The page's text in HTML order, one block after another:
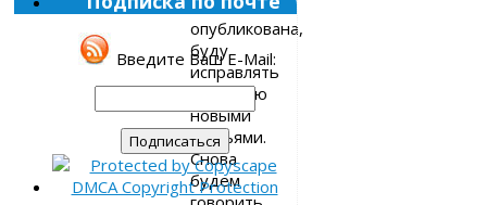
полностью
опубликована,
буду
исправлять
ситуацию
новыми
статьями.
Снова
будем
Введите Ваш E-Mail: